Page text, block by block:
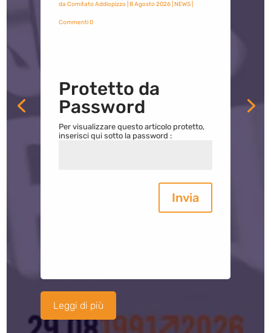
da Comitato Addiopizzo| 8 Agosto 2026| NEWS|
Commenti 0
Protetto da
Password
Per visualizzare questo articolo protetto,
inserisci qui sotto la password :
Invia
Leggi di più